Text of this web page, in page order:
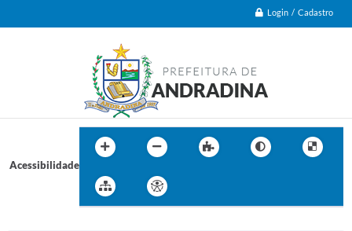
Login / Cadastro
Acessibilidade